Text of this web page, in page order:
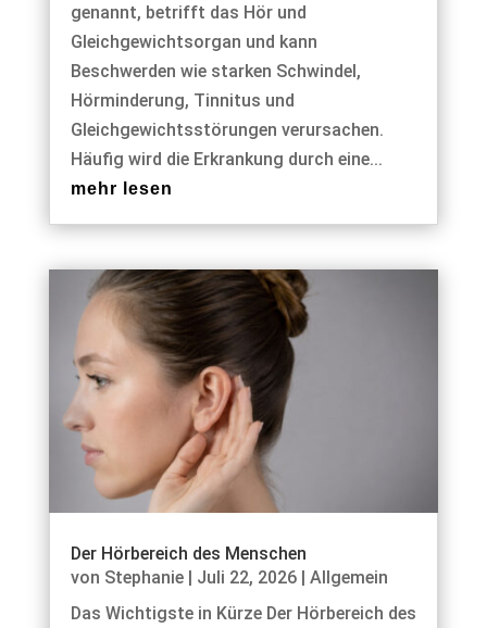
genannt, betrifft das Hör und
Gleichgewichtsorgan und kann
Beschwerden wie starken Schwindel,
Hörminderung, Tinnitus und
Gleichgewichtsstörungen verursachen.
Häufig wird die Erkrankung durch eine...
mehr lesen
Der Hörbereich des Menschen
von Stephanie| Juli 22, 2026| Allgemein
Das Wichtigste in Kürze Der Hörbereich des